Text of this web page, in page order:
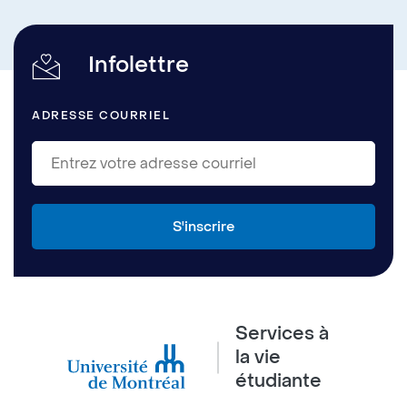
Infolettre
ADRESSE COURRIEL
Services à
la vie
étudiante